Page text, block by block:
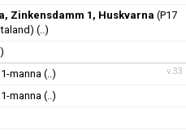
Zinkensdamm 1, Huskvarna (P17
(..)
v.33
manna (..)
manna (..)